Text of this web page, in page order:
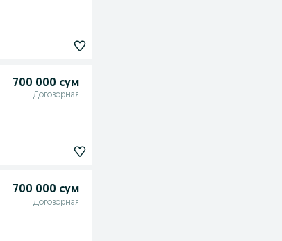
700 000 сум
Договорная
700 000 сум
Договорная